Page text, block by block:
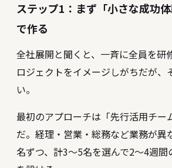
ステップ1：まず「小さな成功
で作る
全社展開と聞くと、一斉に全員を研
ロジェクトをイメージしがちだが、
い。
最初のアプローチは「先行活用チー
だ。経理・営業・総務など業務が異
名ずつ、計3〜5名を選んで2〜4週